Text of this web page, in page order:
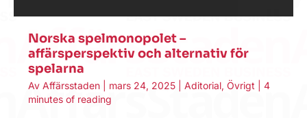
Norska spelmonopolet –
affärsperspektiv och alternativ för
spelarna
Av Affärsstaden mars 24, 2025 Aditorial, Övrigt
4
minutes of reading